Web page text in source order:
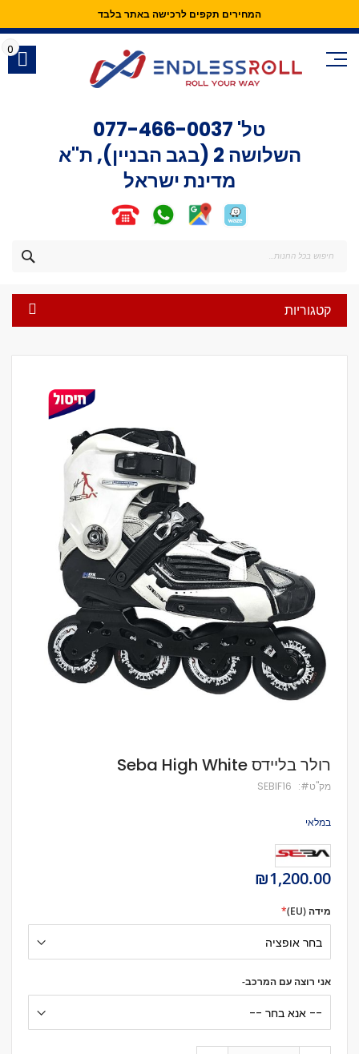
המחירים תקפים לרכישה באתר בלבד
Skip
Content
טל' 077-466-0037
השלושה 2 (בגב הבניין), ת"א
מדינת ישראל
0
קטגוריות
לדלג
להתחלה
של
רולר בליידס Seba High White
מק''ט SEBIF16
במלאי
₪1,200.00
מידה (EU)
אני רוצה עם המרכב-